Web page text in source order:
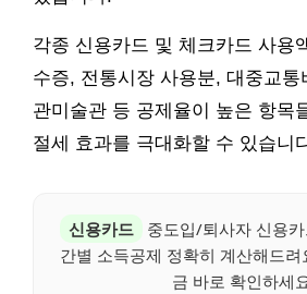
각종 신용카드 및 체크카드 사용
수증, 전통시장 사용분, 대중교통
관미술관 등 공제율이 높은 항목
절세 효과를 극대화할 수 있습니
신용카드
중도입/퇴사자 신용
간별 소득공제 정확히 계산해드려
금 바로 확인하세